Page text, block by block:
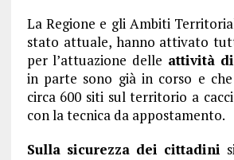
La Regione e gli Ambiti
stato attuale, hanno attivato
per l’attuazione delle attività
in parte sono già in corso e
circa 600 siti sul territorio a
con la tecnica da appostamento.
Sulla sicurezza dei cittadini